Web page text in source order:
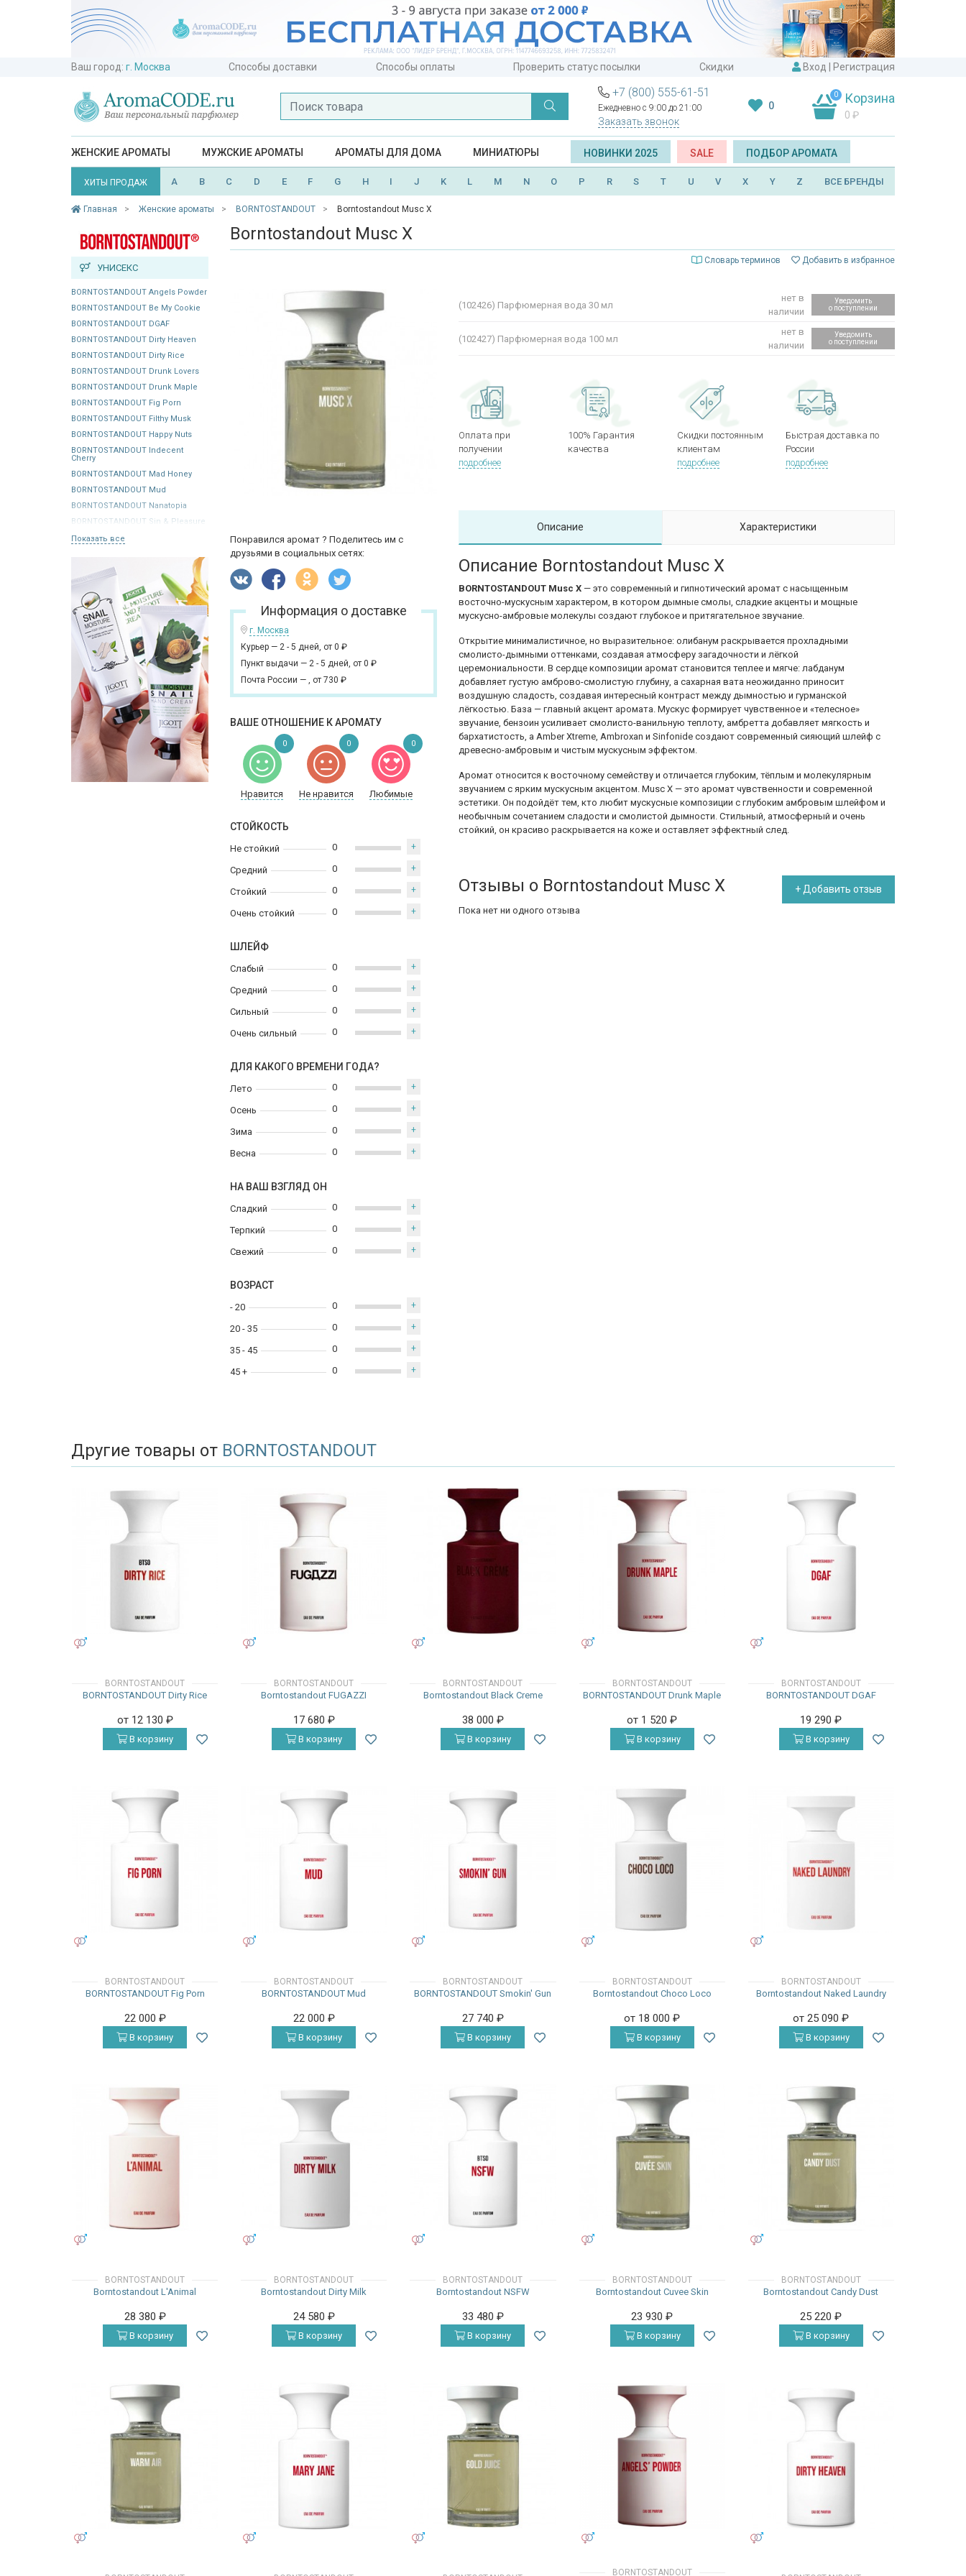
Ваш город: г. Москва Способы доставки Способы оплаты Проверить статус посылки Скидки Вход Регистрация
+7 (800) 555-61-51
Ежедневно с 9:00 до 21:00
Заказать звонок
0
0 Корзина
0 ₽
ЖЕНСКИЕ АРОМАТЫ МУЖСКИЕ АРОМАТЫ АРОМАТЫ ДЛЯ ДОМА МИНИАТЮРЫ НОВИНКИ 2025 SALE ПОДБОР АРОМАТА
ХИТЫ ПРОДАЖ A B C D E F G H I J K L M N O P R S T U V X Y Z ВСЕ БРЕНДЫ
Главная Женские ароматы BORNTOSTANDOUT Borntostandout Musc X
УНИСЕКС
BORNTOSTANDOUT Angels Powder
BORNTOSTANDOUT Be My Cookie
BORNTOSTANDOUT DGAF
BORNTOSTANDOUT Dirty Heaven
BORNTOSTANDOUT Dirty Rice
BORNTOSTANDOUT Drunk Lovers
BORNTOSTANDOUT Drunk Maple
BORNTOSTANDOUT Fig Porn
BORNTOSTANDOUT Filthy Musk
BORNTOSTANDOUT Happy Nuts
BORNTOSTANDOUT Indecent
Cherry
BORNTOSTANDOUT Mad Honey
BORNTOSTANDOUT Mud
BORNTOSTANDOUT Nanatopia
BORNTOSTANDOUT Sin & Pleasure
Показать все
Borntostandout Musc X
Словарь терминов Добавить в избранное
Понравился аромат ? Поделитесь им с
друзьями в социальных сетях:
Информация о доставке
г. Москва
Курьер — 2 - 5 дней, от 0 ₽
Пункт выдачи — 2 - 5 дней, от 0 ₽
Почта России — , от 730 ₽
ВАШЕ ОТНОШЕНИЕ К АРОМАТУ
Нравится Не нравится Любимые
0 0 0
СТОЙКОСТЬ
Не стойкий
Средний
Стойкий
Очень стойкий
0 +
0 +
0 +
0 +
ШЛЕЙФ
Слабый
Средний
Сильный
Очень сильный
0 +
0 +
0 +
0 +
ДЛЯ КАКОГО ВРЕМЕНИ ГОДА?
Лето
Осень
Зима
Весна
0 +
0 +
0 +
0 +
НА ВАШ ВЗГЛЯД ОН
Сладкий
Терпкий
Свежий
0 +
0 +
0 +
ВОЗРАСТ
- 20
20 - 35
35 - 45
45 +
0 +
0 +
0 +
0 +
(102426) Парфюмерная вода 30 мл
нет в
наличии
Уведомить
о поступлении
(102427) Парфюмерная вода 100 мл
нет в
наличии
Уведомить
о поступлении
Оплата при
получении
подробнее
100% Гарантия
качества
Скидки постоянным
клиентам
подробнее
Быстрая доставка по
России
подробнее
Описание Характеристики
Описание Borntostandout Musc X
BORNTOSTANDOUT Musc X — это современный и гипнотический аромат с насыщенным
восточно-мускусным характером, в котором дымные смолы, сладкие акценты и мощные
мускусно-амбровые молекулы создают глубокое и притягательное звучание.
Открытие минималистичное, но выразительное: олибанум раскрывается прохладными
смолисто-дымными оттенками, создавая атмосферу загадочности и лёгкой
церемониальности. В сердце композиции аромат становится теплее и мягче: лабданум
добавляет густую амброво-смолистую глубину, а сахарная вата неожиданно приносит
воздушную сладость, создавая интересный контраст между дымностью и гурманской
лёгкостью. База — главный акцент аромата. Мускус формирует чувственное и «телесное»
звучание, бензоин усиливает смолисто-ванильную теплоту, амбретта добавляет мягкость и
бархатистость, а Amber Xtreme, Ambroxan и Sinfonide создают современный сияющий шлейф с
древесно-амбровым и чистым мускусным эффектом.
Аромат относится к восточному семейству и отличается глубоким, тёплым и молекулярным
звучанием с ярким мускусным акцентом. Musc X — это аромат чувственности и современной
эстетики. Он подойдёт тем, кто любит мускусные композиции с глубоким амбровым шлейфом и
необычным сочетанием сладости и смолистой дымности. Стильный, атмосферный и очень
стойкий, он красиво раскрывается на коже и оставляет эффектный след.
Отзывы о Borntostandout Musc X + Добавить отзыв
Пока нет ни одного отзыва
Другие товары от BORNTOSTANDOUT
BORNTOSTANDOUT
BORNTOSTANDOUT Dirty Rice
от 12 130 ₽
В корзину
BORNTOSTANDOUT
Borntostandout FUGAZZI
17 680 ₽
В корзину
BORNTOSTANDOUT
Borntostandout Black Creme
38 000 ₽
В корзину
BORNTOSTANDOUT
BORNTOSTANDOUT Drunk Maple
от 1 520₽
В корзину
BORNTOSTANDOUT
BORNTOSTANDOUT DGAF
19 290₽
В корзину
BORNTOSTANDOUT
BORNTOSTANDOUT Fig Porn
22 000 ₽
В корзину
BORNTOSTANDOUT
BORNTOSTANDOUT Mud
22 000 ₽
В корзину
BORNTOSTANDOUT
BORNTOSTANDOUT Smokin' Gun
27 740 ₽
В корзину
BORNTOSTANDOUT
Borntostandout Choco Loco
от 18 000₽
В корзину
BORNTOSTANDOUT
Borntostandout Naked Laundry
от 25 090₽
В корзину
BORNTOSTANDOUT
Borntostandout L'Animal
28 380 ₽
В корзину
BORNTOSTANDOUT
Borntostandout Dirty Milk
24 580 ₽
В корзину
BORNTOSTANDOUT
Borntostandout NSFW
33 480 ₽
В корзину
BORNTOSTANDOUT
Borntostandout Cuvee Skin
23 930₽
В корзину
BORNTOSTANDOUT
Borntostandout Candy Dust
25 220₽
В корзину
BORNTOSTANDOUT